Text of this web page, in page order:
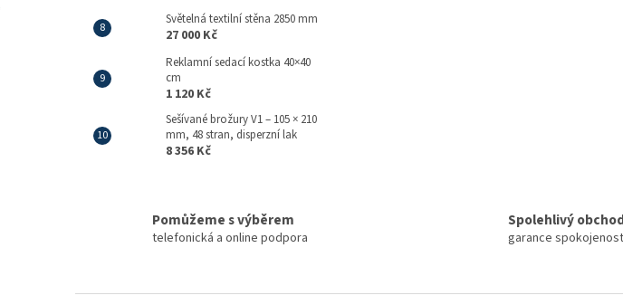
Světelná textilní stěna 2850 mm
27 000 Kč
Reklamní sedací kostka 40×40
cm
1 120 Kč
Sešívané brožury V1 – 105 × 210
mm, 48 stran, disperzní lak
8 356 Kč
Pomůžeme s výběrem
telefonická a online podpora
Spolehlivý
garance